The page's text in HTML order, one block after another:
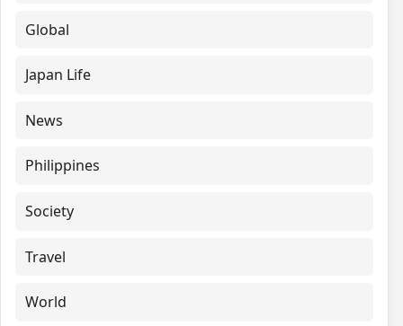
Global
Japan Life
News
Philippines
Society
Travel
World